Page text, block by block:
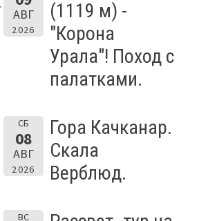
АВГ
2026
(1119 м) -
"Корона
Урала"! Поход с
палатками.
СБ
08
АВГ
2026
Гора Качканар.
Скала
Верблюд.
ВС